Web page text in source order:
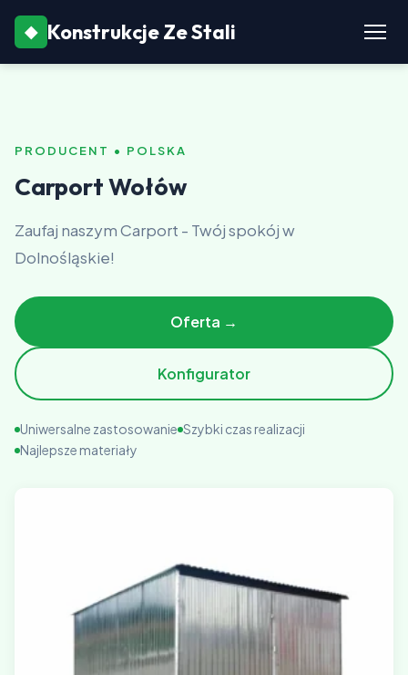
◆ Konstrukcje Ze Stali
PRODUCENT • POLSKA
Carport Wołów
Zaufaj naszym Carport - Twój spokój w
Dolnośląskie!
Oferta →
Konfigurator
Uniwersalne zastosowanie Szybki czas realizacji
Najlepsze materiały